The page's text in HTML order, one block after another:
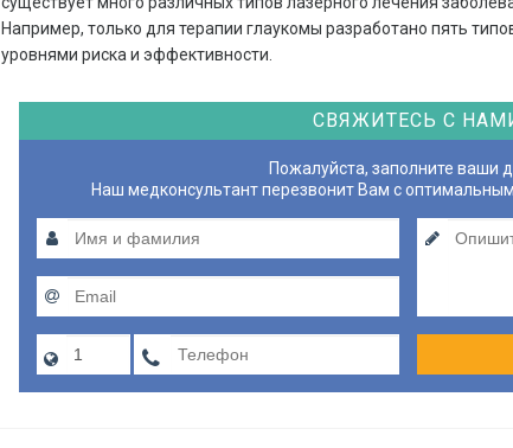
Например, только для терапии глаукомы разработано пять
уровнями риска и эффективности.
СВЯЖИТЕСЬ С
Пожалуйста, заполните ваши
Наш медконсультант перезвонит Вам с